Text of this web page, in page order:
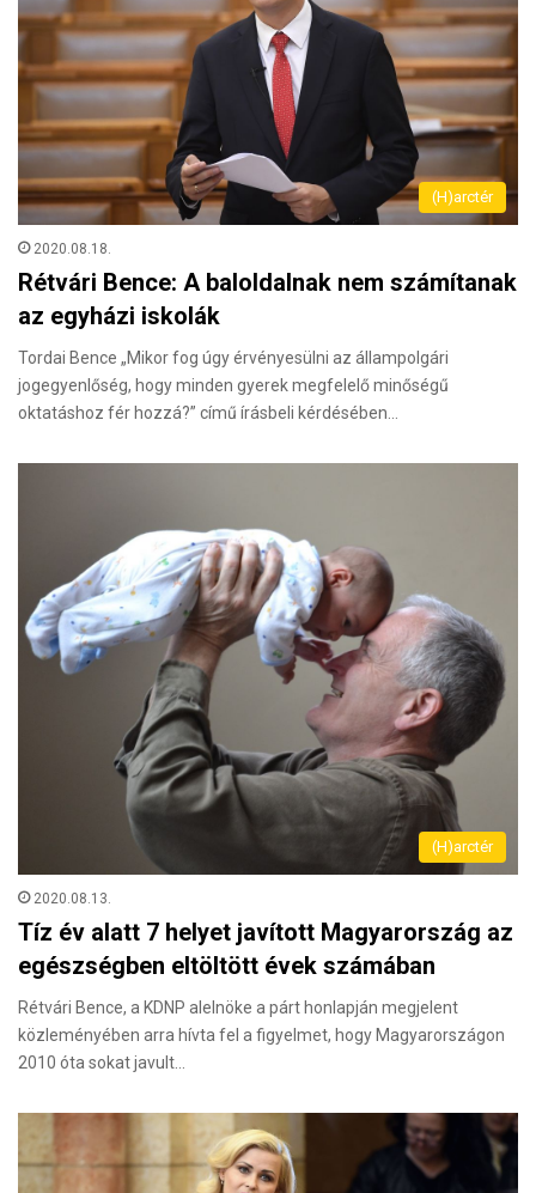
(H)arctér
2020.08.18.
Rétvári Bence: A baloldalnak nem számítanak
az egyházi iskolák
Tordai Bence „Mikor fog úgy érvényesülni az állampolgári
jogegyenlőség, hogy minden gyerek megfelelő minőségű
oktatáshoz fér hozzá?” című írásbeli kérdésében…
(H)arctér
2020.08.13.
Tíz év alatt 7 helyet javított Magyarország az
egészségben eltöltött évek számában
Rétvári Bence, a KDNP alelnöke a párt honlapján megjelent
közleményében arra hívta fel a figyelmet, hogy Magyarországon
2010 óta sokat javult…